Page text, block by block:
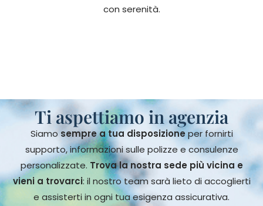
con serenità.
Siamo sempre a tua disposizione per fornirti
supporto, informazioni sulle polizze e consulenze
personalizzate. Trova la nostra sede più vicina e
vieni a trovarci: il nostro team sarà lieto di accoglierti
e assisterti in ogni tua esigenza assicurativa.
Ti aspettiamo in agenzia